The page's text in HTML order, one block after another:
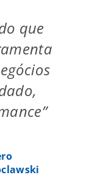
que